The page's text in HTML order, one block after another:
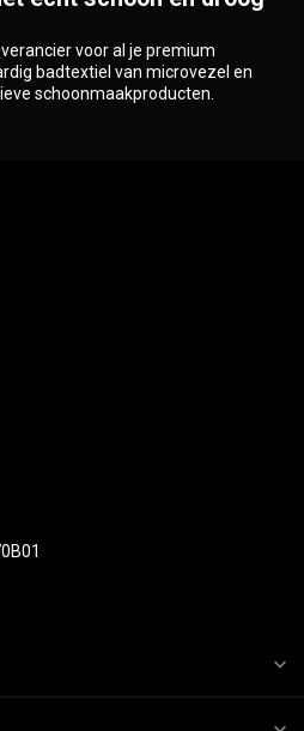
voor al je premium
badtextiel van microvezel en
schoonmaakproducten.